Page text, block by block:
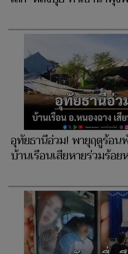
อุทัยธานีอ่วม! พายุฤดูร้อน
บ้านเรือนเสียหายร่วมร้อย